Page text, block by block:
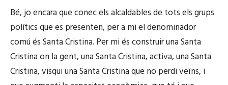
Bé, jo encara que conec els alcaldables de tots els grups
polítics que es presenten, per a mi el denominador
comú és Santa Cristina. Per mi és construir una Santa
Cristina on la gent, una Santa Cristina, activa, una Santa
Cristina, visqui una Santa Cristina que no perdi veïns, i